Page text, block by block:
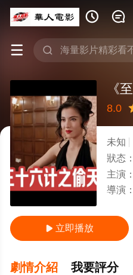
 
 
8.0
很差較差還行推薦力薦
未知
狀态：
主演：
導演：
 立即播放
劇情介紹 我要評分